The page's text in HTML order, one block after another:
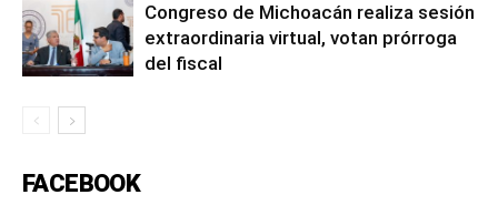
Congreso de Michoacán realiza sesión
extraordinaria virtual, votan prórroga
del fiscal
FACEBOOK